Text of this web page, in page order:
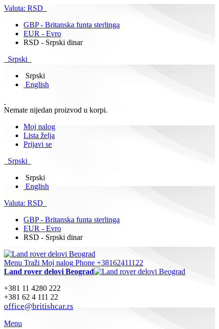
Valuta: RSD
GBP - Britanska funta sterlinga
EUR - Evro
RSD - Srpski dinar
Srpski
Srpski
English
Nemate nijedan proizvod u korpi.
Moj nalog
Lista želja
Prijavi se
Srpski
Srpski
English
Valuta: RSD
GBP - Britanska funta sterlinga
EUR - Evro
RSD - Srpski dinar
Menu Traži Moj nalog Phone +38162411122
Land rover delovi Beograd
+381 11 4280 222
+381 62 4 111 22
office@britishcar.rs
Menu